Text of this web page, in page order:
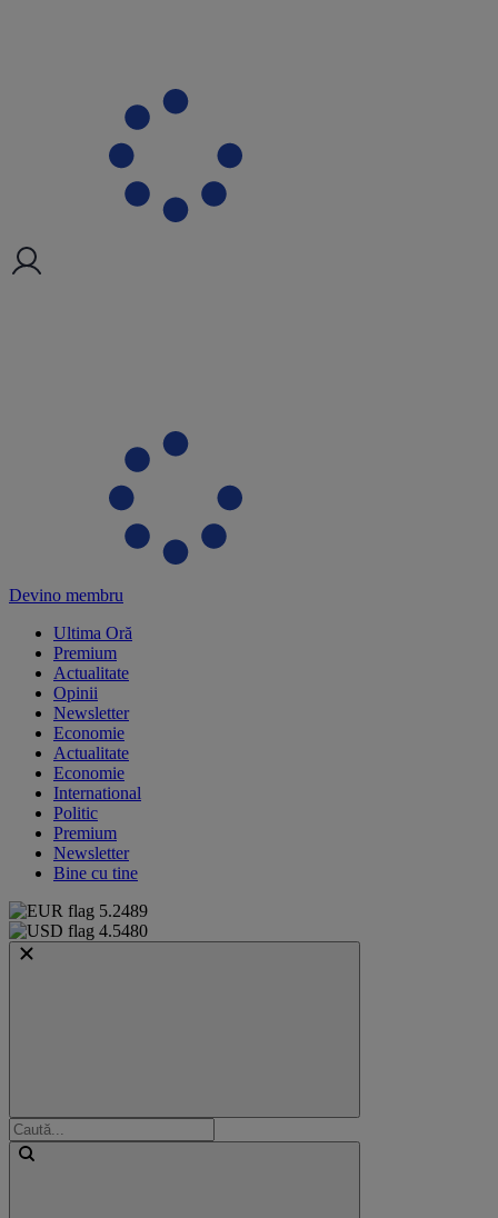
Devino membru
Ultima Oră
Premium
Actualitate
Opinii
Newsletter
Economie
Actualitate
Economie
International
Politic
Premium
Newsletter
Bine cu tine
5.2489
4.5480